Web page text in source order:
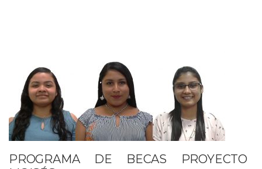
PROGRAMA DE BECAS PROYECTO